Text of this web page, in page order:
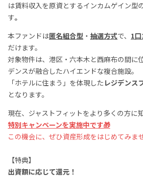
は賃料収入を原資とするインカムゲイン型
す。
本ファンドは匿名組合型 ・ 抽選方式で、 1
だけます。
対象物件は、港区・六本木と西麻布の間に
デンスが融合したハイエンドな複合施設。
「ホテルに住まう」を体現した レジデンス
となります。
現在、ジャストフィットをより多くの方に
特別キャンペーンを実施中です🎁
この機会に、ぜひ資産形成をはじめてみま
【特典】
出資額に応じて還元！